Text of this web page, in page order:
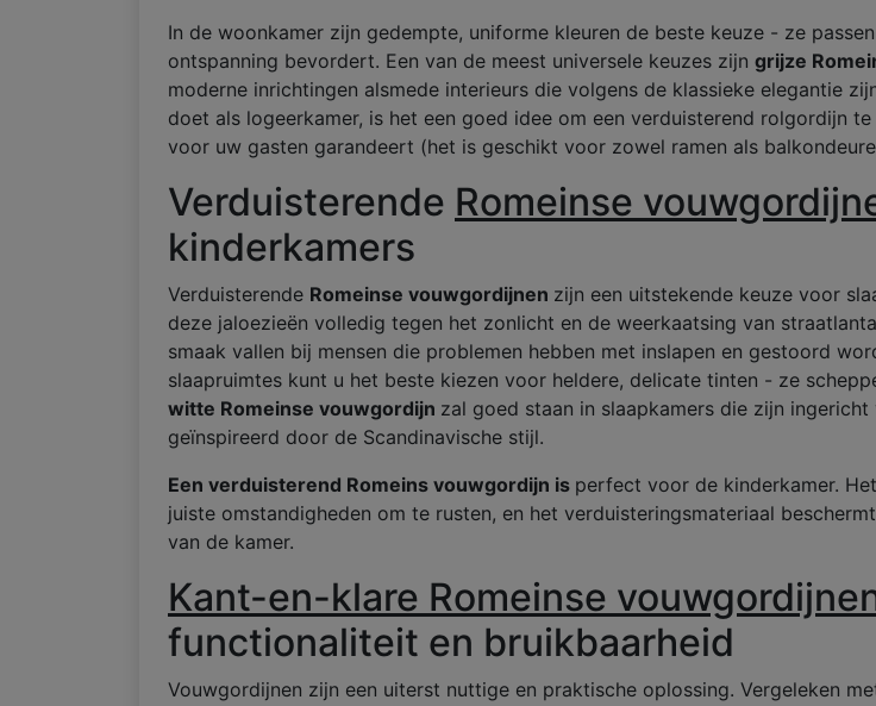
In de woonkamer zijn gedempte, uniforme kleuren de beste keuze - ze
ontspanning bevordert. Een van de meest universele keuzes zijn grijze
moderne inrichtingen alsmede interieurs die volgens de klassieke elegantie
doet als logeerkamer, is het een goed idee om een verduisterend rolgordijn
voor uw gasten garandeert (het is geschikt voor zowel ramen als
Verduisterende Romeinse
kinderkamers
Verduisterende Romeinse vouwgordijnen zijn een uitstekende keuze voor
deze jaloezieën volledig tegen het zonlicht en de weerkaatsing van
smaak vallen bij mensen die problemen hebben met inslapen en gestoord
slaapruimtes kunt u het beste kiezen voor heldere, delicate tinten - ze
witte Romeinse vouwgordijn zal goed staan in slaapkamers die zijn
geïnspireerd door de Scandinavische stijl.
Een verduisterend Romeins vouwgordijn is perfect voor de kinderkamer.
juiste omstandigheden om te rusten, en het verduisteringsmateriaal
van de kamer.
Kant-en-klare Romeinse
functionaliteit en bruikbaarheid
Vouwgordijnen zijn een uiterst nuttige en praktische oplossing. Vergeleken